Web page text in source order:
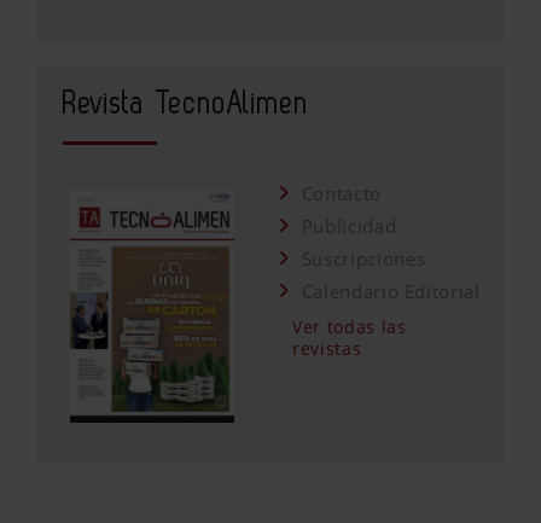
Revista TecnoAlimen
Contacto
Publicidad
Suscripciones
Calendario Editorial
Ver todas las
revistas